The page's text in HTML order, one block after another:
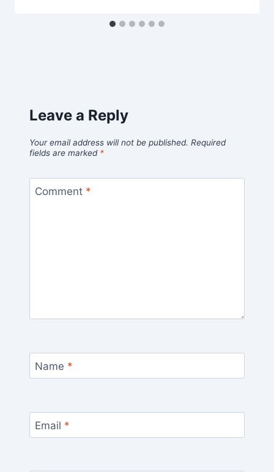
Leave a Reply
Your email address will not be published. Required
fields are marked *
Comment *
Name *
Email *